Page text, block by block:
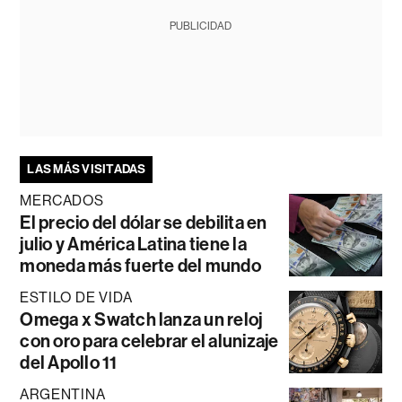
PUBLICIDAD
LAS MÁS VISITADAS
MERCADOS
El precio del dólar se debilita en
julio y América Latina tiene la
moneda más fuerte del mundo
ESTILO DE VIDA
Omega x Swatch lanza un reloj
con oro para celebrar el alunizaje
del Apollo 11
ARGENTINA